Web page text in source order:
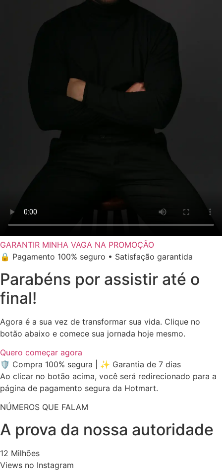
GARANTIR MINHA VAGA NA PROMOÇÃO
🔒 Pagamento 100% seguro • Satisfação garantida
Parabéns por assistir até o
final!
Agora é a sua vez de transformar sua vida. Clique no
botão abaixo e comece sua jornada hoje mesmo.
Quero começar agora
🛡️ Compra 100% segura
✨ Garantia de 7 dias
Ao clicar no botão acima, você será redirecionado para a
página de pagamento segura da Hotmart.
NÚMEROS QUE FALAM
A prova da nossa autoridade
12 Milhões
Views no Instagram